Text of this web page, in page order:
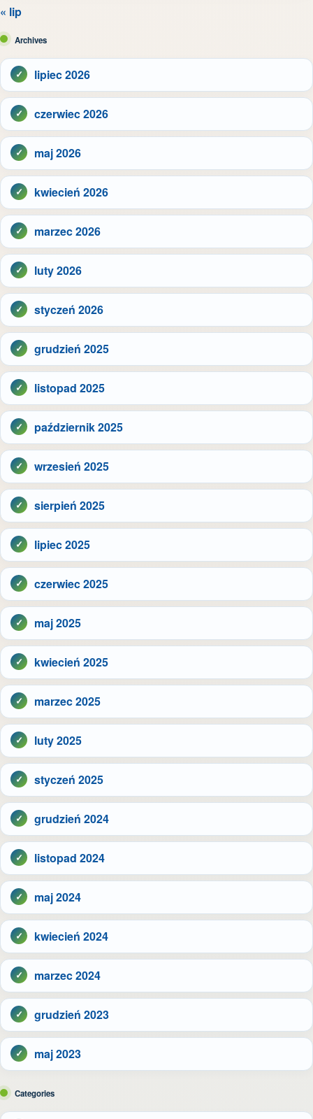
« lip
Archives
lipiec 2026
czerwiec 2026
maj 2026
kwiecień 2026
marzec 2026
luty 2026
styczeń 2026
grudzień 2025
listopad 2025
październik 2025
wrzesień 2025
sierpień 2025
lipiec 2025
czerwiec 2025
maj 2025
kwiecień 2025
marzec 2025
luty 2025
styczeń 2025
grudzień 2024
listopad 2024
maj 2024
kwiecień 2024
marzec 2024
grudzień 2023
maj 2023
Categories